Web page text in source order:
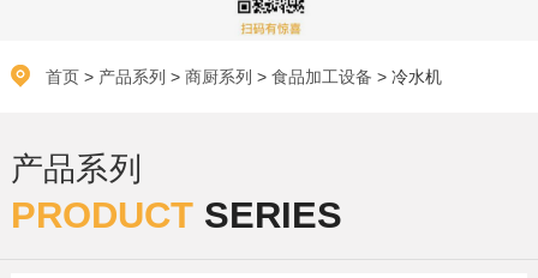
首页> 产品系列 > 商厨系列 > 食品加工设备 > 冷水机
产品系列
PRODUCTSERIES